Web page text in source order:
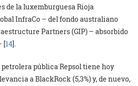
de la luxemburguesa Rioja
InfraCo – del fondo australiano
Partners (GIP) – absorbido
[14].
pública Repsol tiene hoy
a BlackRock (5,3%) y, de nuevo,